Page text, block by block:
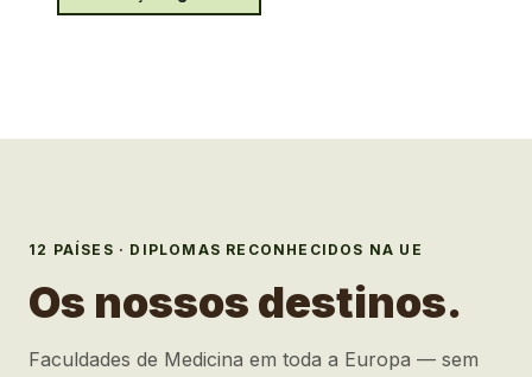
12 PAÍSES · DIPLOMAS RECONHECIDOS NA UE
Os nossos destinos.
Faculdades de Medicina em toda a Europa — sem